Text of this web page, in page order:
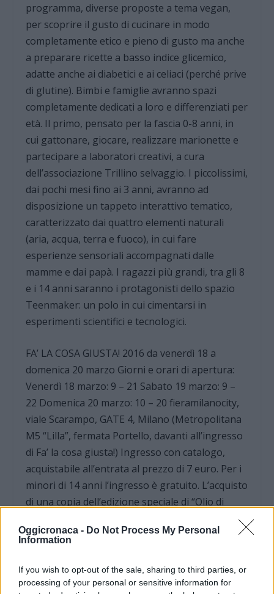
Oggicronaca - Do Not Process My Personal
Information
If you wish to opt-out of the sale, sharing to third parties, or
processing of your personal or sensitive information for
programma, diverse proposte a tema vegan,
per scoprire il gusto di cucinare in modo
completamente etico e pieno di gusto ma anche
a preparare ricette a basso indice glicemico,
adatte anche ai diabetici e ai celiaci (perché prive
di glutine). Bimbi e famiglie avranno spazi
completamente dedicati a loro e differenziati per
età. Il primo, pensato per la fascia 0-8 anni, in
cui gattonare, giocare, realizzare marionette e
partecipare a laboratori creativi, a cura
dell’associazione Trillino selvaggio. I piccolissimi,
dai pochi mesi fino ai 3 anni, avranno ad
disposizione un tappeto interattivo tematico,
caratterizzato dai quattro elementi naturali
(aria, acqua, terra e fuoco), in cui fare
esperienze sensoriali accompagnati dalle
mamme e dai papà. I ragazzi più grandi, tra gli 8
e i 14 anni saranno i protagonisti dello spazio
Teenmaker: un polo in cui cimentarsi in
esperimenti scientifici e tecnologici.
FA’ LA COSA GIUSTA! 2016 da venerdì 18 a
domenica 20 marzo Giorni e orari di apertura:
Venerdì 18 marzo: 9 – 21 Sabato 19 marzo: 9 –
22 Domenica 20 marzo: 10 – 20 fieramilanocity,
viale Scarampo, GATE 4, Milano (Metropolitana
M5 “Lilla”, fermata Portello, davanti all’ingresso
di Fa’ la cosa giusta!) Ingresso con catalogo,
acquistabile all’entrata al prezzo di 7 euro. Per i
minori di 14 anni l’ingresso è gratuito. L’acquisto
di una copia dell’edizione speciale di “Olio di
palma. La verità sull’ingrediente che ha invaso le
nostre tavole”, di Mariangela Molinari, in
l’ingresso in fiera per 2 giorni.